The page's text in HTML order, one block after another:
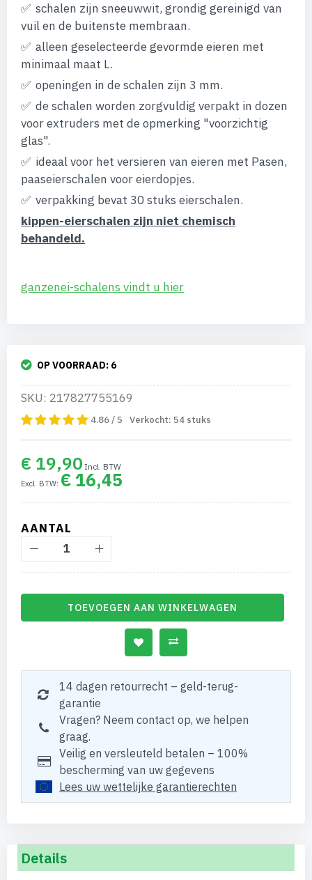
schalen zijn sneeuwwit, grondig gereinigd van
vuil en de buitenste membraan.
alleen geselecteerde gevormde eieren met
minimaal maat L.
openingen in de schalen zijn 3 mm.
de schalen worden zorgvuldig verpakt in dozen
voor extruders met de opmerking "voorzichtig
glas".
ideaal voor het versieren van eieren met Pasen,
paaseierschalen voor eierdopjes.
verpakking bevat 30 stuks eierschalen.
kippen-eierschalen zijn niet chemisch
behandeld.
ganzenei-schalens vindt u hier
OP VOORRAAD: 6
SKU: 217827755169
4.86 / 5 Verkocht: 54 stuks
€ 19,90
€ 16,45
AANTAL
TOEVOEGEN AAN WINKELWAGEN
14 dagen retourrecht – geld-terug-
garantie
Vragen? Neem contact op, we helpen
graag.
Veilig en versleuteld betalen – 100%
bescherming van uw gegevens
Lees uw wettelijke garantierechten
Details